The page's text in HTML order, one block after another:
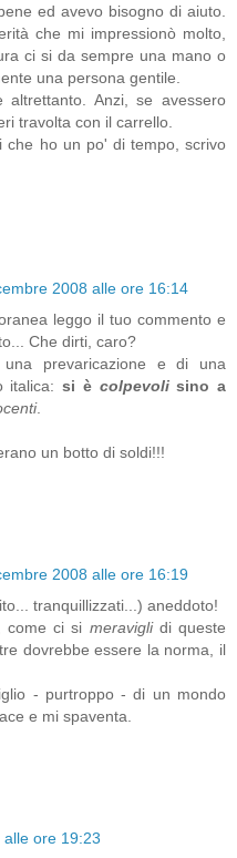
ed avevo bisogno di aiuto.
che mi impressionò molto,
ci si da sempre una mano o
una persona gentile.
altrettanto. Anzi, se avessero
travolta con il carrello.
che ho un po' di tempo, scrivo
2008 alle ore 16:14
leggo il tuo commento e
Che dirti, caro?
prevaricazione e di una
italica:si è colpevolisino a
.
un botto di soldi!!!
2008 alle ore 16:19
tranquillizzati...) aneddoto!
come ci si meraviglidi queste
dovrebbe essere la norma, il
- purtroppo - di un mondo
e mi spaventa.
ore 19:23